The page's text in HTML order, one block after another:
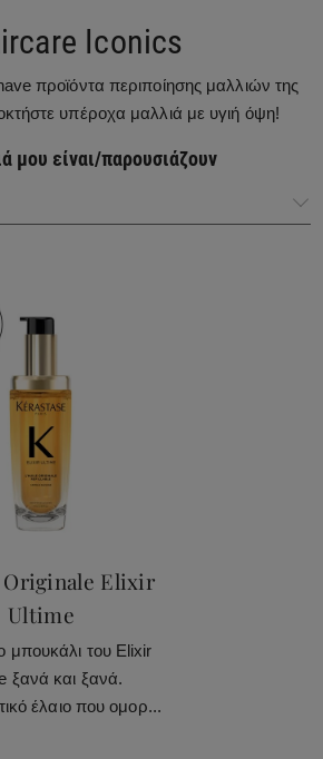
• Glycol Distearate • Sodium Lauryl
Decyl Glucoside • Cocamidopropyl
20 • Coco-Betaine • Citric Acid •
Olamine • Sodium Benzoate •
• Peg-55 Propylene Glycol
• Limonene • Polyquaternium-7 •
Citral • Geraniol • Artemisia
Extract • Potassium Sorbate
ΣΧΕΤΙΚΑ ΜΕ ΤΟ ΑΡΩΜΑ
Iconics
προϊόντα περιποίησης μαλλιών της
υπέροχα μαλλιά με υγιή όψη!
μου είναι/παρουσιάζουν
Elixir
Ultime
μπουκάλι του Elixir
ξανά και ξανά.
έλαιο που ομορ...